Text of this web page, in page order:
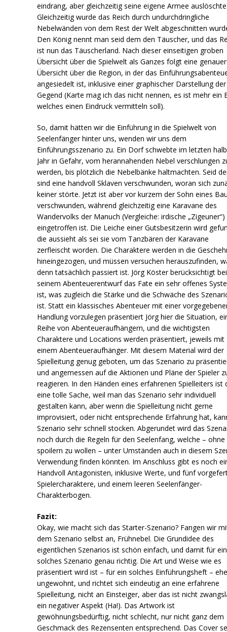
eindrang, aber gleichzeitig seine eigene Armee
Gleichzeitig wurde das Reich durch undurchdringliche
Nebelwänden von dem Rest der Welt abgeschnitten
Den König nennt man seid dem den Täuscher, und das
ist nun das Täuscherland. Nach dieser einseitigen groben
Übersicht über die Spielwelt als Ganzes folgt eine
Übersicht über die Region, in der das
angesiedelt ist, inklusive einer graphischer Darstellung der
Gegend (Karte mag ich das nicht nennen, es ist mehr ein
welches einen Eindruck vermitteln soll).
So, damit hätten wir die Einführung in die Spielwelt von
Seelenfänger hinter uns, wenden wir uns dem
Einführungsszenario zu. Ein Dorf schwebte im letzten
Jahr in Gefahr, vom herannahenden Nebel verschlungen
werden, bis plötzlich die Nebelbänke haltmachten. Seid
sind eine handvoll Sklaven verschwunden, woran sich
keiner störte. Jetzt ist aber vor kurzem der Sohn eines
verschwunden, während gleichzeitig eine Karavane des
Wandervolks der Manuch (Vergleiche: irdische „Zigeuner“)
eingetroffen ist. Die Leiche einer Gutsbesitzerin wird
die aussieht als sei sie vom Tanzbären der Karavane
zerfleischt worden. Die Charaktere werden in die
hineingezogen, und müssen versuchen herauszufinden,
denn tatsächlich passiert ist. Jörg Köster berücksichtigt bei
seinem Abenteuerentwurf das Fate ein sehr offenes
ist, was zugleich die Stärke und die Schwäche des
ist. Statt ein klassisches Abenteuer mit einer
Handlung vorzulegen präsentiert Jörg hier die Situation,
Reihe von Abenteueraufhängern, und die wichtigsten
Charaktere und Locations werden präsentiert, jeweils mit
einem Abenteueraufhänger. Mit diesem Material wird der
Spielleitung genug geboten, um das Szenario zu
und angemessen auf die Aktionen und Pläne der Spieler
reagieren. In den Händen eines erfahrenen Spielleiters ist
eine tolle Sache, weil man das Szenario sehr individuell
gestalten kann, aber wenn die Spielleitung nicht gerne
improvisiert, oder nicht entsprechende Erfahrung hat,
Szenario sehr schnell stocken. Abgerundet wird das
noch durch die Regeln für den Seelenfang, welche – ohne
spoilern zu wollen – unter Umständen auch in diesem
Verwendung finden könnten. Im Anschluss gibt es noch
Handvoll Antagonisten, inklusive Werte, und fünf
Spielercharaktere, und einem leeren Seelenfänger-
Charakterbogen.
Fazit:
Okay, wie macht sich das Starter-Szenario? Fangen wir
dem Szenario selbst an, Frühnebel. Die Grundidee des
eigentlichen Szenarios ist schön einfach, und damit für ein
solches Szenario genau richtig. Die Art und Weise wie es
präsentiert wird ist – für ein solches Einführungsheft –
ungewohnt, und richtet sich eindeutig an eine erfahrene
Spielleitung, nicht an Einsteiger, aber das ist nicht
ein negativer Aspekt (Ha!). Das Artwork ist
gewöhnungsbedürftig, nicht schlecht, nur nicht ganz dem
Geschmack des Rezensenten entsprechend. Das Cover